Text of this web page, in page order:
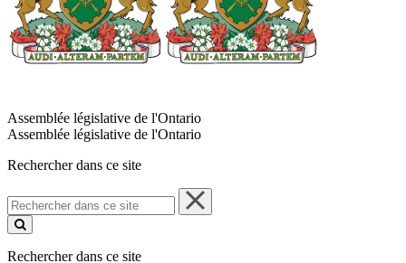
Assemblée législative de l'Ontario
Assemblée législative de l'Ontario
Rechercher dans ce site
Rechercher
dans
ce
Rechercher dans ce site